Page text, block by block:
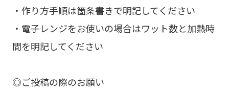
・作り方手順は箇条書きで明記してください
・電子レンジをお使いの場合はワット数と加熱時
間を明記してください
◎ご投稿の際のお願い